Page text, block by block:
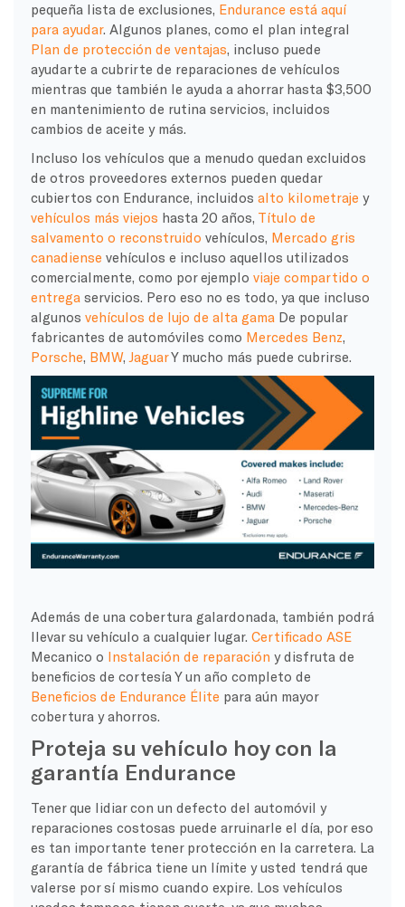
pequeña lista de exclusiones, Endurance está aquí
para ayudar. Algunos planes, como el plan integral
Plan de protección de ventajas, incluso puede
ayudarte a cubrirte de reparaciones de vehículos
mientras que también le ayuda a ahorrar hasta $3,500
en mantenimiento de rutina servicios, incluidos
cambios de aceite y más.
Incluso los vehículos que a menudo quedan excluidos
de otros proveedores externos pueden quedar
cubiertos con Endurance, incluidos alto kilometraje y
vehículos más viejos hasta 20 años, Título de
salvamento o reconstruido vehículos, Mercado gris
canadiense vehículos e incluso aquellos utilizados
comercialmente, como por ejemplo viaje compartido o
entregaservicios. Pero eso no es todo, ya que incluso
algunos vehículos de lujo de alta gamaDe popular
fabricantes de automóviles como Mercedes Benz,
Porsche, BMW, JaguarY mucho más puede cubrirse.
Además de una cobertura galardonada, también podrá
llevar su vehículo a cualquier lugar. Certificado ASE
Mecanico o Instalación de reparación y disfruta de
beneficios de cortesía Y un año completo de
Beneficios de Endurance Élite para aún mayor
cobertura y ahorros.
Proteja su vehículo hoy con la
garantía Endurance
Tener que lidiar con un defecto del automóvil y
reparaciones costosas puede arruinarle el día, por eso
es tan importante tener protección en la carretera. La
garantía de fábrica tiene un límite y usted tendrá que
valerse por sí mismo cuando expire. Los vehículos